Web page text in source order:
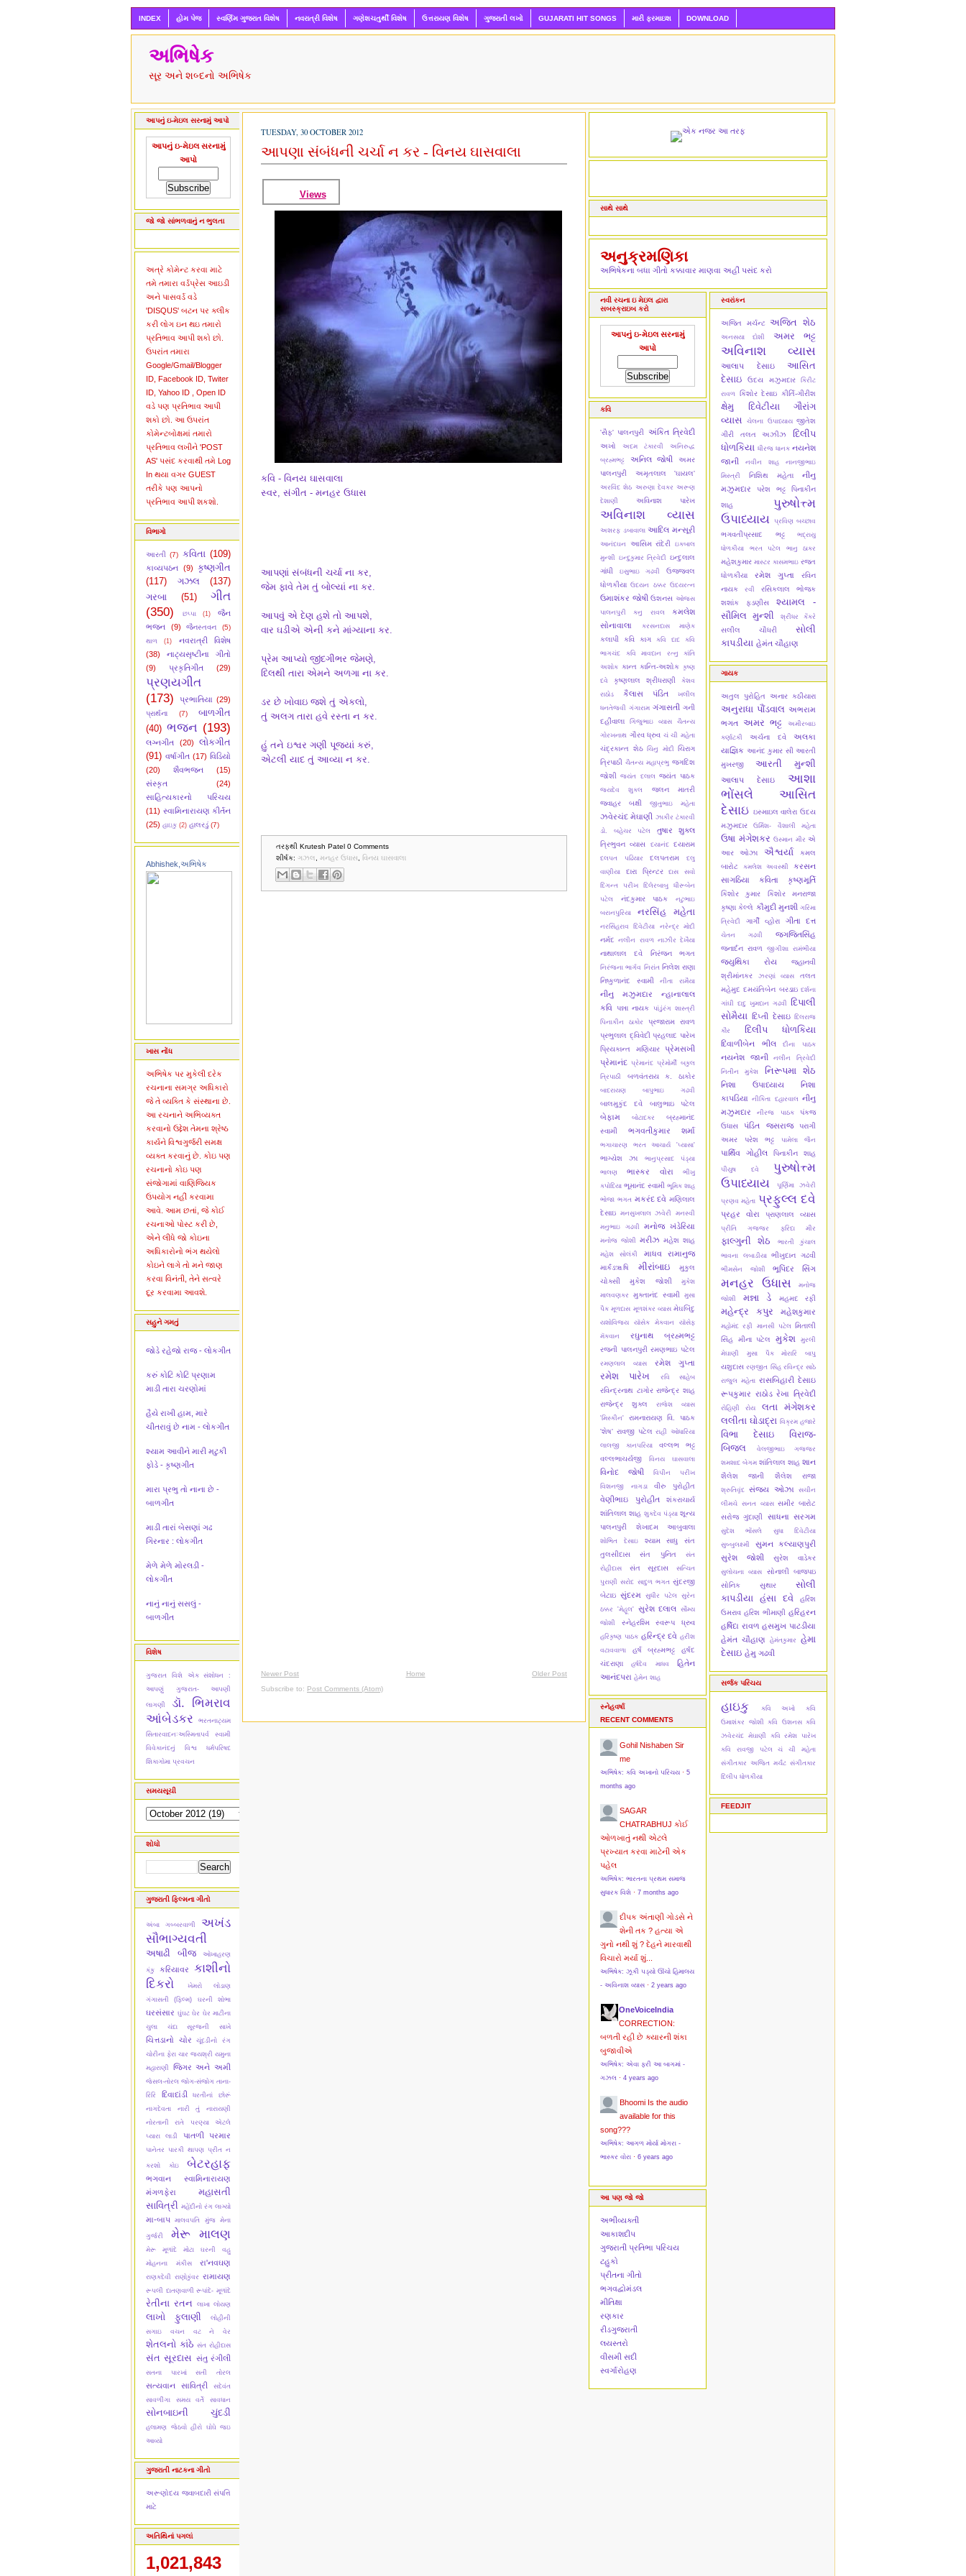
INDEX હોમ પેજ સ્વર્ણિમ ગુજરાત વિશેષ નવરાત્રી વિશેષ ગણેશચતુર્થી વિશેષ ઉત્તરાયણ વિશેષ ગુજરાતી લખો GUJARATI HIT SONGS મારી ફરમાઇશ DOWNLOAD
અભિષેક
સૂર અને શબ્દનો અભિષેક
આપનું ઇ-મેઇલ સરનામું આપો
આપનું ઇ-મેઇલ સરનામું
આપો
જો જો સાંભળવાનું ન ભુલતા
અત્રે કોમેન્ટ કરવા માટે
તમે તમારા વર્ડપ્રેસ આઇડી
અને પાસવર્ડ વડે
'DISQUS' બટન પર ક્લીક
કરી લોગ ઇન થઇ તમારો
પ્રતિભાવ આપી શકો છો.
ઉપરાંત તમારા
Google/Gmail/Blogger
ID, Facebook ID, Twiter
ID, Yahoo ID , Open ID
વડે પણ પ્રતિભાવ આપી
શકો છો. આ ઉપરાંત
કોમેન્ટબોક્ષમાં તમારો
પ્રતિભાવ લખીને 'POST
AS' પસંદ કરવાથી તમે Log
In થયા વગર GUEST
તરીકે પણ આપનો
પ્રતિભાવ આપી શકશો.
વિભાગો
આરતી (7) કવિતા (109)
કાવ્યપઠન (9) કૃષ્ણગીત
(117)
ગઝલ
(137)
ગરબા
(51)
ગીત
(350)
છપ્પા (1)
જૈન
ભજન
(9) જૈનસ્તવન (5)
થાળ (1)
નવરાત્રી વિશેષ
(38)
નાટ્યસૃષ્ટીના ગીતો
(9)
પ્રકૃતિગીત (29)
પ્રણયગીત
(173)
પ્રભાતિયા (29)
પ્રાર્થના (7)
બાળગીત
(40) ભજન (193)
લગ્નગીત (20)
લોકગીત
(91) વર્ષાગીત (17) વિડિયો
(20)
શૈવભજન
(15)
સંસ્કૃત
(24)
સાહિત્યકારનો પરિચય
(11) સ્વામિનારાયણ કીર્તન
(25) હાઇકુ (2) હાલરડું (7)
Abhishek,અભિષેક
ખાસ નોંધ
અભિષેક પર મુકેલી દરેક
રચનાના સમગ્ર અધિકારો
જે તે વ્યક્તિ કે સંસ્થાના છે.
આ રચનાને અભિવ્યક્ત
કરવાનો ઉદ્દેશ તેમના શ્રેષ્ઠ
કાર્યને વિશ્વગુર્જરી સમક્ષ
વ્યક્ત કરવાનું છે. કોઇ પણ
રચનાનો કોઇ પણ
સંજોગામાં વાણિજ્યિક
ઉપયોગ નહીં કરવામા
આવે. આમ છતાં, જે કોઈ
રચનાઓ પોસ્ટ કરી છે,
એને લીધે જો કોઇના
અધિકારોનો ભંગ થયેલો
કોઇને લાગે તો મને જાણ
કરવા વિનંતી, તેને સત્વરે
દૂર કરવામા આવશે.
સહુને ગમતું
જોડે રહેજો રાજ - લોકગીત
કરું કોટિ કોટિ પ્રણામ
માડી તારા ચરણોમાં
હૈયે રાખી હામ, મારે
ચીતરાવું છે નામ - લોકગીત
શ્યામ આવીને મારી મટુકી
ફોડે - કૃષ્ણગીત
મારા પ્રભુ તો નાના છે -
બાળગીત
માડી તારાં બેસણાં ગઢ
ગિરનાર : લોકગીત
મેળે મેળે મોરલડી -
લોકગીત
નાનું નાનું સસલું -
બાળગીત
વિશેષ
ગુજરાત વિશે એક સંશોધન :
આપણું ગુજરાત- આપણી
લાગણી
ડૉ. ભિમરાવ
આંબેડકર
ભરતનાટ્યમ
સિતારવાદનઃઅસ્મિતાપર્વ
સ્વામી
વિવેકાનંદનું વિશ્વ ધર્મપરિષદ
શિકાગોમા પ્રવચન
સમયસૂચી
શોધો
ગુજરાતી ફિલ્મના ગીતો
અંબા ગબ્બરવાળી
અખંડ
સૌભાગ્યવતી
અષાઢી બીજ ઓખાહરણ
કંકુ કરિયાવર
કાશીનો
દિકરો
ખેમરો લોડાણ
ગંગાસતી (ફિલ્મ)
ઘરની શોભા
ઘરસંસાર ઘુંઘટ ઘેર ઘેર માટીના
ચુલા
ચંદા સૂરજની સાખે
ચિત્તડાનો ચોર
ચૂંદડીનો રંગ
ચોરીના ફેરા ચાર જયશ્રી યમુના
મહારાણી
જિગર અને અમી
જેસલ-તોરલ જોગ-સંજોગ તાના-
રિરિ
દિવાદાંડી
ધરતીનાં છોરૂં
નાગદેવતા
નારી તું નારાયણી
નોરતાની રાતે
પરણ્યા એટલે
પ્યારા લાડી
પાતળી પરમાર
પાનેતર પારકી થાપણ પ્રીત ન
કરશો કોઇ બેટરહાફ
ભગવાન સ્વામિનારાયણ
મંગળફેરા
મહાસતી
સાવિત્રી મહેંદીનો રંગ લાગ્યો
મા-બાપ માલવપતિ મુંજ મેના
ગુર્જરી મેરૂ માલણ
મેરૂ મૂળાંદે
મોટા ઘરની વહુ
મોહનના મંકીસ
રા'નવઘણ
રાણકદેવી રાણોકુંવર રામાયણ
રૂપલી દાતણવાળી રૂપાંદે- મૂળાંદે
રેતીના રતન લાખા લોયણ
લાખો ફુલાણી
લોહીની
સગાઇ
વચન વટ ને વેર
શેતલનો કાંઠે સંત રોહીદાસ
સંત સૂરદાસ સંતુ રંગીલી
સતના પારખાં સતી તોરલ
સત્યવાન સાવિત્રી
સદેવંત
સાવળીંગા
સમય વર્તે સાવધાન
સોનબાઇની ચુંદડી
હલામણ જેઠવો હીરો ઘોઘે જઇ
આવ્યો
ગુજરાતી નાટકના ગીતો
અરૂણોદય જવાબદારી સંપત્તિ
માટે
અતિથિનાં પગલાં
1,021,843
TUESDAY, 30 OCTOBER 2012
આપણા સંબંધની ચર્ચા ન કર - વિનય ઘાસવાલા
Views
કવિ - વિનય ઘાસવાલા
સ્વર, સંગીત - મનહર ઉધાસ
આપણાં સંબંધની ચર્ચા ના કર,
જેમ ફાવે તેમ તું બોલ્યાં ના કર.
આપવું એ દેણ હશે તો આપશે,
વાર ઘડીએ એની કને માંગ્યાના કર.
પ્રેમ આપ્યો જીંદગીભર જેમણે,
દિલથી તારા એમને અળગા ના કર.
ડર છે ખોવાઇ જશે તું એકલો,
તું અલગ તારા હવે રસ્તા ન કર.
હું તને ઇશ્વર ગણી પૂજ્યાં કરું,
એટલી યાદ તું આવ્યા ન કર.
તરફથી Krutesh Patel 0 Comments
શીર્ષક: ગઝલ મનહર ઉધાસ વિનય ઘાસવાલા
Newer Post Older Post
Home
Subscribe to: Post Comments (Atom)
સાથે સાથે
અનુક્રમણિકા
અભિષેકના બધા ગીતો કક્કાવાર માણવા અહીં પસંદ કરો
નવી રચના ઇ મેઇલ દ્વારા
સબસ્ક્રાઇબ કરો
આપનું ઇ-મેઇલ સરનામું
આપો
કવિ
'સૈફ' પાલનપુરી અંકિત ત્રિવેદી
અખો અદમ ટંકારવી
અનિરુદ્ધ
બ્રહ્મભટ્ટ
અનિલ જોષી
અમર
પાલનપુરી
અમૃતલાલ 'ઘાયલ'
અરવિંદ શેઠ અરુણા દેવકર અરૂણ
દેશાણી
અવિનાશ પારેખ
અવિનાશ વ્યાસ
અશરફ ડબાવાલા આદિલ મન્સૂરી
આનંદઘન આસિમ રાંદેરી
ઇકબાલ
મુન્શી ઇન્દુકુમાર ત્રિવેદી
ઇન્દુલાલ
ગાંધી
ઇસુભાઇ ગઢવી
ઉજ્જવલ
ધોળકીયા ઉદયન ઠક્કર ઉદયરત્ન
ઉમાશંકર જોષી ઉશનસ ઓજસ
પાલનપુરી
કનુ રાવલ
કમલેશ
સોનાવાલા
કરસનદાસ માણેક
કલાપી કવિ કાગ કવિ દાદ
કવિ
ભાગચંદ
કવિ માવદાન રત્નુ
કાંતિ
અશોક કાન્ત કાન્તિ-અશોક કૃષ્ણ
દવે
કૃષ્ણલાલ શ્રીધરાણી
કેશવ
રાઠોડ
કૈલાસ પંડિત
ખલીલ
ધનતેજવી ગંગારામ ગંગાસતી ગની
દહીંવાલા
ગિજુભાઇ વ્યાસ ચૈતન્ય
ગોરખનાથ ગૌરવ ધ્રુવ ચં ચી મહેતા
ચંદ્રકાન્ત શેઠ ચિનુ મોદી ચિરાગ
ત્રિપાઠી ચૈતન્ય મહાપ્રભુ જગદિશ
જોશી
જયંત દલાલ જયંત પાઠક
જયદેવ શુક્લ
જલન માતરી
જવાહર બક્ષી
જીતુભાઇ મહેતા
ઝવેરચંદ મેઘાણી ઝાકીર ટંકારવી
ડો. બહેચર પટેલ
તુષાર શુક્લ
ત્રિભુવન વ્યાસ દયાનંદ દયારામ
દલપત પઢિયાર દલપતરામ
દલુ
વાણીયા
દારા પ્રિન્ટર
દાસ સવો
દિગન્ત પરીખ
દિલેરબાબુ
ધીરૂબેન
પટેલ
નંદકુમાર પાઠક
નટુભાઇ
બરાનપુરિયા
નરસિંહ મહેતા
નરસિંહરાવ દિવેટીયા નરેન્દ્ર મોદી
નર્મદ નલીન રાવળ નાઝીર દેખૈયા
નાથાલાલ દવે નિરંજન ભગત
નિરંજના ભાર્ગવ નિરાંત નિલેશ રાણા
નિષ્કુળાનંદ સ્વામી
નીતા રામૈયા
નીનુ મઝુમદાર
ન્હાનાલાલ
કવિ
પન્ના નાયક પાંડુંરંગ શાસ્ત્રી
પિનાકીન ઠાકોર
પ્રજારામ રાવળ
પ્રભુલાલ દ્વિવેદી પ્રહલાદ પારેખ
પ્રિયકાન્ત મણિયાર
પ્રેમસખી
પ્રેમાનંદ પ્રેમાનંદ પ્રેમોર્મી બકુલ
ત્રિપાઠી
બળવંતરાય ક. ઠાકોર
બાદરાયણ બાપુભાઇ ગઢવી
બાલમુકુંદ દવે બાલુભાઇ પટેલ
બેફામ બોટાદકર
બ્રહ્માનંદ
સ્વામી
ભગવતીકુમાર શર્મા
ભગાચારણ ભરત આચાર્ય 'પ્યાસા'
ભાગ્યેશ ઝા
ભાનુપ્રસાદ પંડ્યા
ભાલણ
ભાસ્કર વોરા
ભીખુ
કપોદિયા ભૂમાનંદ સ્વામી ભૂમિક શાહ
ભોજા ભગત મકરંદ દવે મણિલાલ
દેસાઇ મનસુખલાલ ઝવેરી
મનસ્વી
મનુભાઇ ગઢવી
મનોજ ખંડેરિયા
મનોજ જોશી મરીઝ મહેશ શાહ
મહેશ સોલંકી માધવ રામાનુજ
માર્કંડૠષિ મીરાંબાઇ
મુકુલ
ચોક્સી
મુકેશ જોશી
મુકેશ
માલવણકર
મુક્તાનંદ સ્વામી
મુસા
પૈક મૂળદાસ મૂળશંકર વ્યાસ મેઘબિંદુ
યશોવિજય યૉસેક મેકવાન
યૉસેફ
મૅકવાન
રઘુનાથ બ્રહ્મભટ્ટ
રજની પાલનપુરી રમણભાઇ પટેલ
રમણલાલ વ્યાસ રમેશ ગુપ્તા
રમેશ પારેખ રવિ સાહેબ
રવિન્દ્રનાથ ટાગોર રાજેન્દ્ર શાહ
રાજેન્દ્ર શુક્લ
રાજેશ વ્યાસ
'મિસ્કીન'
રામનારાયણ વિ. પાઠક
'શેષ' રાવજી પટેલ રાહી ઓધારિયા
લાલજી કાનપરિયા
વલ્લભ ભટ્ટ
વલ્લભાચર્યજી
વિનય ઘાસવાલા
વિનોદ જોષી
વિપીન પરીખ
વિશનજી નાગડા
વીરુ પુરોહીત
વેણીભાઇ પુરોહીત
શંકરાચાર્ય
શાંતિલાલ શાહ શુકદેવ પંડ્યા શૂન્ય
પાલનપુરી
શેખાદમ આબુવાલા
શોભિત દેસાઇ શ્યામ સાધુ
સંત
તુલસીદાસ
સંત પુનિત
સંત
રોહીદાસ
સંત સૂરદાસ
સત્ચિત
પુરાણી સરોદ સાદુળ ભગત સુંદરજી
બેટાઇ સુંદરમ સુધીર પટેલ સુરેન
ઠક્કર 'મેહૂલ'
સુરેશ દલાલ
સૌમ્ય
જોશી
સ્નેહરશ્મિ સ્વરૂપ ધ્રુવ
હરિકૃષ્ણ પાઠક હરિન્દ્ર દવે હરીશ
વટાવવાળા
હર્ષ બ્રહ્મભટ્ટ
હર્ષદ
ચંદરાણા
હર્ષદેવ માધવ
હિતેન
આનંદપરા હેમેન શાહ
સ્નેહવર્ષા
RECENT COMMENTS
Gohil Nishaben Sir
me
અભિષેક: કવિ અખાનો પરિચય · 5
months ago
SAGAR
CHATRABHUJ કોઈ
ઓળખાતું નથી એટલે
પ્રખ્યાત કરવા માટેની એક
પહેલ
અભિષેક: ભારતના પ્રથમ સમાજ
સુધારક વિશે · 7 months ago
દીપક અંતાણી ગોડસે ને
શેની તક ? હત્યા એ
ગુનો નથી શું ? દેહને મારવાથી
વિચારો મર્યા શું...
અભિષેક: ઝૂકી પડ્યો ઊંચો હિમાલય
- અવિનાશ વ્યાસ · 2 years ago
OneVoiceIndia
CORRECTION:
બળતી રહી છે ક્યારની શંકા
બુજાવીએ
અભિષેક: એવા ફરી આ બાગમાં -
ગઝલ · 4 years ago
Bhoomi Is the audio
available for this
song???
અભિષેક: આગળ મોર્યા મોગરા -
ભાસ્કર વોરા · 6 years ago
આ પણ જો જો
અભીવ્યક્તી
આકાશદીપ
ગુજરાતી પ્રતિભા પરિચય
ટહુકો
પ્રીતના ગીતો
ભગવદ્વોમંડલ
મીતિક્ષા
રણકાર
રીડગુજરાતી
લયસ્તરો
વીસમી સદી
સ્વર્ગારોહણ
સ્વરાંકન
અજિત મર્ચન્ટ અજિત શેઠ
અનસયા દોશી અમર ભટ્ટ
અવિનાશ વ્યાસ
આલાપ દેસાઇ
આસિત
દેસાઇ
ઉદય મઝુમદાર
કિરીટ
રાવળ કિશોર દેસાઇ કીર્તિ-ગીરીશ
ક્ષેમુ દિવેટીયા
ગૌરાંગ
વ્યાસ
ચેલના ઉપાધ્યાય જીતેશ
ગીરી
તલત અઝીઝ
દિલીપ
ધોળકિયા ધીરજ ધાનક નયનેશ
જાની
નવીન શાહ
નાનજીભાઇ
મિસ્ત્રી
નિશિથ મહેતા
નીનુ
મઝુમદાર
પરેશ ભટ્ટ
પિનાકીન
શાહ
પુરુષોત્ત્મ
ઉપાધ્યાય
પ્રવિણ બચ્છાવ
ભગવતીપ્રસાદ ભટ્ટ
ભદ્રાયુ
ધોળકીયા
ભરત પટેલ ભાનુ ઠાકર
મહેશકુમાર માસ્ટર કાસમભાઇ રજત
ધોળકીયા
રમેશ ગુપ્તા
રવિન
નાયક
રવી
રસિકલાલ ભોજક
શશાંક ફડણીસ
શ્યામલ -
સૌમિલ મુન્શી
શ્રીધર કેંકરે
સલીલ ચૌધરી
સોલી
કાપડીયા હેમંત ચૌહાણ
ગાયક
અતુલ પુરોહિત અનાર કઠીયારા
અનુરાધા પૌંડવાલ અભરામ
ભગત
અમર ભટ્ટ
અમીરબાઇ
કર્ણાટકી
અર્ચના દવે
અલકા
યાજ્ઞિક આનંદ કુમાર સી આરતી
મુખરજી
આરતી મુન્શી
આલાપ દેસાઇ
આશા
ભોંસલે
આસિત
દેસાઇ ઇસ્માઇલ વાલેરા ઉદય
મઝુમદાર
ઉર્મિશ- વૈશાલી મહેતા
ઉષા મંગેશકર ઉસ્માન મીર એ
આર ઓઝા
ઐશ્વર્યા
કમલ
બારોટ
કમલેશ અવસ્થી
કરસન
સાગઠિયા
કવિતા કૃષ્ણમૂર્તિ
કિશોર કુમાર
કિશોર મનરાજા
કૃષ્ણા કેલ્લે કૌમુદી મુનશી ગરિમા
ત્રિવેદી
ગાર્ગી વ્હોરા ગીતા દત્ત
ચેતન ગઢવી જગજિતસિંહ
જનાર્દન રાવળ જીગીશા રામંભીયા
જ્યુથિકા રોય
જ્હાનવી
શ્રીમાંનકર
ઝરણાં વ્યાસ
તલત
મહેમુદ દમયંતિબેન બરડાઇ દર્શના
ગાંઘી દાદુ ખુમદાન ગઢવી દિપાલી
સોમૈયા દિપ્તી દેસાઇ દિલરાજ
કૌર
દિલીપ ધોળકિયા
દિવાળીબેન ભીલ દીના પાઠક
નયનેશ જાની
નલીન ત્રિવેદી
નિતીન મુકેશ
નિરૂપમા શેઠ
નિશા ઉપાધ્યાય
નિશા
કાપડિયા
નીકિતા દહારવાલ નીનુ
મઝુમદાર
નીરજ પાઠક
પંકજ
ઉધાસ
પંડિત જસરાજ
પરાગી
અમર
પરેશ ભટ્ટ પામેલા જૈન
પાર્થિવ ગોહીલ પિનાકીન શાહ
પીયુષ દવે
પુરુષોત્ત્મ
ઉપાધ્યાય
પૂર્ણિમા ઝવેરી
પ્રણવ મહેતા પ્રફુલ્લ દવે
પ્રહર વોરા પ્રાણલાલ વ્યાસ
પ્રીતિ ગજ્જર ફરિદા મીર
ફાલ્ગુની શેઠ
ભારતી કુંચાલ
ભાવના લબાડીયા
ભીખુદાન ગઢવી
ભીમસેન જોશી ભૂપિંદર સિંગ
મનહર ઉધાસ
મનોજ
જોશી
મન્ના ડે મહમદ રફી
મહેન્દ્ર કપુર મહેશકુમાર
મહોમંદ રફી માનસી પટેલ મિતાલી
સિંહ
મીના પટેલ મુકેશ
મુરલી
મેઘાણી
મુસા પૈક મોરારિ બાપુ
યશુદાસ રણજીત સિંહ રવિન્દ્ર સાઠે
રાજુલ મહેતા રાસબિહારી દેસાઇ
રૂપકુમાર રાઠોડ રેખા ત્રિવેદી
રોહિણી રોય
લતા મંગેશકર
લલીતા ઘોડાદ્રા વિક્રમ હજારે
વિભા દેસાઇ
વિરાજ-
બિજલ
વેલજીભાઇ ગજ્જર
શમશાદ બેગમ શાંતિલાલ શાહ શાન
શૈલેશ જાની શૈલેશ રાજા
શ્રુતિવૃંદ સંજય ઓઝા
સચીન
લીમચે સનત વ્યાસ સમીર બારોટ
સરોજ ગુંદાણી
સાધના સરગમ
સુદેશ ભોંસલે
સુધા દિવેટીયા
સુબ્બુલક્ષ્મી
સુમન કલ્યાણપુરી
સુરેશ જોશી
સુરેશ વાડેકર
સુલોચના વ્યાસ
સોનાલી બાજપઇ
સોનિક સુથાર
સોલી
કાપડીયા હંસા દવે
હરિશ
ઉમરાવ હરિશ ભીમાણી હરિહરન
હર્ષિદા રાવળ હસમુખ પાટડીયા
હેમંત ચૌહાણ
હેમંતકુમાર
હેમા
દેસાઇ હેમુ ગઢવી
સર્જક પરિચય
હાઇકુ કવિ અખો
કવિ
ઉમાશંકર જોશી કવિ ઉશનસ કવિ
ઝવેરચંદ મેઘાણી
કવિ રમેશ પારેખ
કવિ રાવજી પટેલ
ચં ચી મહેતા
સંગીતકાર અજિત મર્ચંટ સંગીતકાર
દિલીપ ધોળકીયા
FEEDJIT